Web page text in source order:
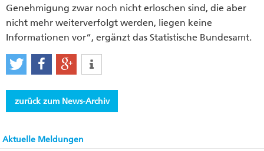
Genehmigung zwar noch nicht erloschen sind, die aber
nicht mehr weiterverfolgt werden, liegen keine
Informationen vor“, ergänzt das Statistische Bundesamt.
zurück zum News-Archiv
Aktuelle Meldungen